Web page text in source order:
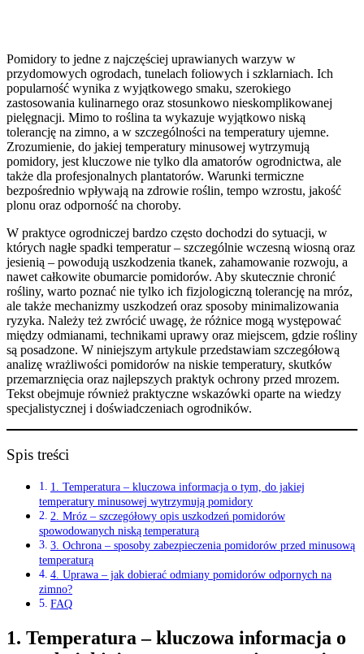
Pomidory to jedne z najczęściej uprawianych warzyw w
przydomowych ogrodach, tunelach foliowych i szklarniach. Ich
popularność wynika z wyjątkowego smaku, szerokiego
zastosowania kulinarnego oraz stosunkowo nieskomplikowanej
pielęgnacji. Mimo to roślina ta wykazuje wyjątkowo niską
tolerancję na zimno, a w szczególności na temperatury ujemne.
Zrozumienie, do jakiej temperatury minusowej wytrzymują
pomidory, jest kluczowe nie tylko dla amatorów ogrodnictwa, ale
także dla profesjonalnych plantatorów. Warunki termiczne
bezpośrednio wpływają na zdrowie roślin, tempo wzrostu, jakość
plonu oraz odporność na choroby.
W praktyce ogrodniczej bardzo często dochodzi do sytuacji, w
których nagłe spadki temperatur – szczególnie wczesną wiosną oraz
jesienią – powodują uszkodzenia tkanek, zahamowanie rozwoju, a
nawet całkowite obumarcie pomidorów. Aby skutecznie chronić
rośliny, warto poznać nie tylko ich fizjologiczną tolerancję na mróz,
ale także mechanizmy uszkodzeń oraz sposoby minimalizowania
ryzyka. Należy też zwrócić uwagę, że różnice mogą występować
między odmianami, technikami uprawy oraz miejscem, gdzie rośliny
są posadzone. W niniejszym artykule przedstawiam szczegółową
analizę wrażliwości pomidorów na niskie temperatury, skutków
przemarznięcia oraz najlepszych praktyk ochrony przed mrozem.
Tekst obejmuje również praktyczne wskazówki oparte na wiedzy
specjalistycznej i doświadczeniach ogrodników.
Spis treści
1. Temperatura – kluczowa informacja o tym, do jakiej
temperatury minusowej wytrzymują pomidory
2. Mróz – szczegółowy opis uszkodzeń pomidorów
spowodowanych niską temperaturą
3. Ochrona – sposoby zabezpieczenia pomidorów przed minusową
temperaturą
4. Uprawa – jak dobierać odmiany pomidorów odpornych na
zimno?
FAQ
1. Temperatura – kluczowa informacja o